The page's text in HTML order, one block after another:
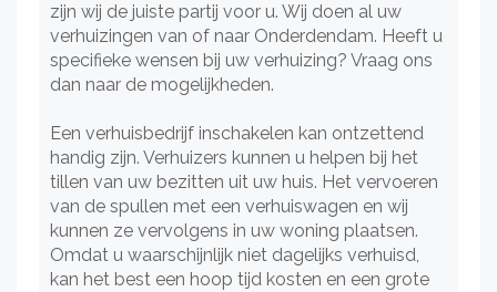
zijn wij de juiste partij voor u. Wij doen al uw
verhuizingen van of naar Onderdendam. Heeft u
specifieke wensen bij uw verhuizing? Vraag ons
dan naar de mogelijkheden.
Een verhuisbedrijf inschakelen kan ontzettend
handig zijn. Verhuizers kunnen u helpen bij het
tillen van uw bezitten uit uw huis. Het vervoeren
van de spullen met een verhuiswagen en wij
kunnen ze vervolgens in uw woning plaatsen.
Omdat u waarschijnlijk niet dagelijks verhuisd,
kan het best een hoop tijd kosten en een grote